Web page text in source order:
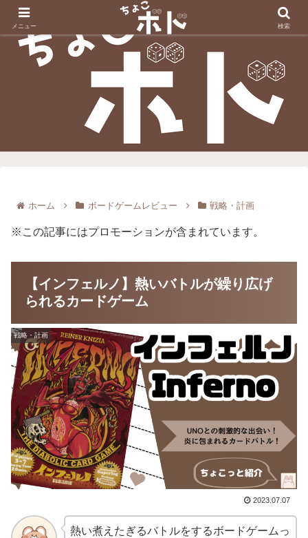
ホーム ボードゲームレビュー 戦略・計画
※この記事にはプロモーションが含まれています。
【インフェルノ】熱いバトルが繰り広げ
られるカードゲーム
戦略・計画
2023.07.07
熱い煮えたぎるバトルをするボードゲームっ
メニュー 検索